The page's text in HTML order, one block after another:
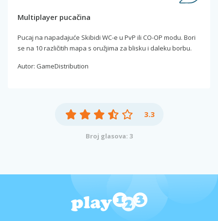
Multiplayer pucačina
Pucaj na napadajuće Skibidi WC-e u PvP ili CO-OP modu. Bori
se na 10 različitih mapa s oružjima za blisku i daleku borbu.
Autor: GameDistribution
3.3
Broj glasova: 3